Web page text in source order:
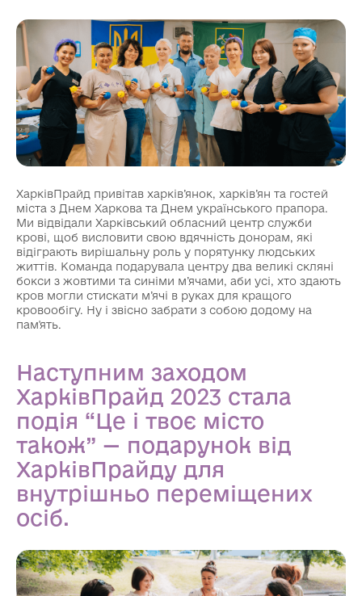
ХарківПрайд привітав харків’янок, харків’ян та гостей
міста з Днем Харкова та Днем українського прапора.
Ми відвідали Харківський обласний центр служби
крові, щоб висловити свою вдячність донорам, які
відіграють вирішальну роль у порятунку людських
життів. Команда подарувала центру два великі скляні
бокси з жовтими та синіми м’ячами, аби усі, хто здають
кров могли стискати м’ячі в руках для кращого
кровообігу. Ну і звісно забрати з собою додому на
пам'ять.
Наступним заходом
ХарківПрайд 2023 стала
подія “Це і твоє місто
також” — подарунок від
ХарківПрайду для
внутрішньо переміщених
осіб.